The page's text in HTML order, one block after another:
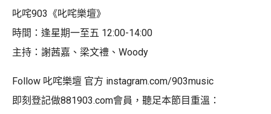
叱咤903《叱咤樂壇》
時間：逢星期一至五 12:00-14:00
主持：謝茜嘉、梁文禮、Woody
Follow 叱咤樂壇 官方 instagram.com/903music
即刻登記做881903.com會員，聽足本節目重溫：